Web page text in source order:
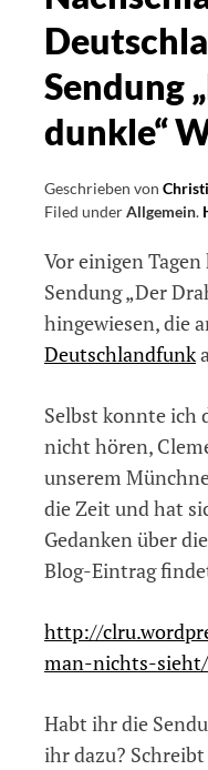
Sendung
dunkle“
Geschrieben von
Filed underAllgemein.
Vor einigen Tagen
Sendung „Der
hingewiesen, die
Deutschlandfunk
Selbst konnte ich
nicht hören,
unserem
die Zeit und hat
Gedanken über
Blog-Eintrag
http://
man-nichts-sieht/
Habt ihr die
ihr dazu?